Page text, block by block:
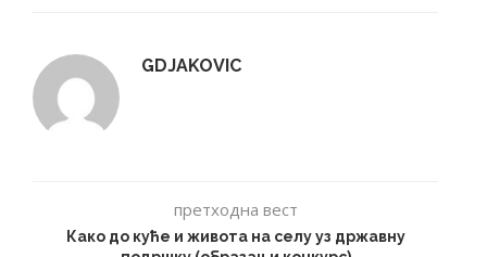
GDJAKOVIC
претходна вест
Како до куће и живота на селу уз државну